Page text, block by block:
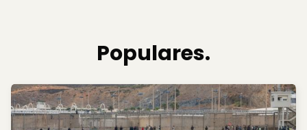
Populares.